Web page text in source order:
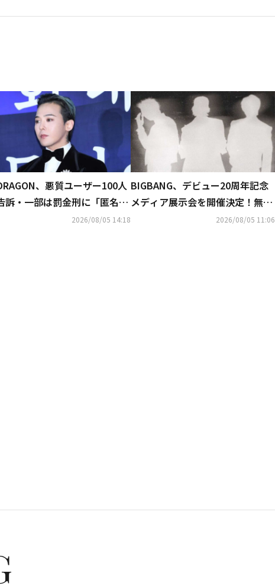
、悪質ユーザー100人
訴・一部は罰金刑に「匿名ア
ントも処罰の可能性」2026/08/05 14:18
BIGBANG、デビュー20周年記念
メディア展示会を開催決定！無料
で実施も…予告ポスターに注目
2026/08/05 11:06